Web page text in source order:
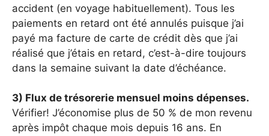
accident (en voyage habituellement). Tous les
paiements en retard ont été annulés puisque j’ai
payé ma facture de carte de crédit dès que j’ai
réalisé que j’étais en retard, c’est-à-dire toujours
dans la semaine suivant la date d’échéance.
3) Flux de trésorerie mensuel moins dépenses.
Vérifier! J’économise plus de 50 % de mon revenu
après impôt chaque mois depuis 16 ans. En